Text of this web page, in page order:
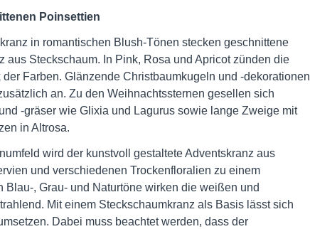
Poinsettien
in romantischen Blush-Tönen stecken geschnittene
aus Steckschaum. In Pink, Rosa und Apricot zünden die
Farben. Glänzende Christbaumkugeln und -dekorationen
an. Zu den Weihnachtssternen gesellen sich
-gräser wie Glixia und Lagurus sowie lange Zweige mit
in Altrosa.
wird der kunstvoll gestaltete Adventskranz aus
und verschiedenen Trockenfloralien zu einem
, Grau- und Naturtöne wirken die weißen und
Mit einem Steckschaumkranz als Basis lässt sich
Dabei muss beachtet werden, dass der